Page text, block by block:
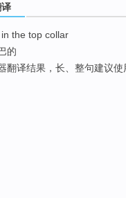
the top collar
的
翻译结果，长、整句建议使